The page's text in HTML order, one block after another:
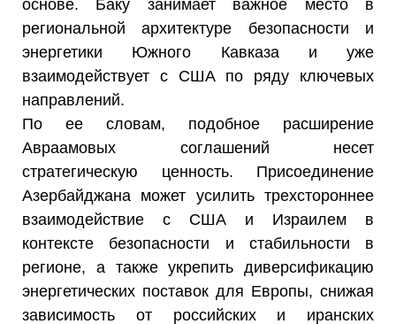
основе. Баку занимает важное место в
региональной архитектуре безопасности и
энергетики Южного Кавказа и уже
взаимодействует с США по ряду ключевых
направлений.
По ее словам, подобное расширение
Авраамовых соглашений несет
стратегическую ценность. Присоединение
Азербайджана может усилить трехстороннее
взаимодействие с США и Израилем в
контексте безопасности и стабильности в
регионе, а также укрепить диверсификацию
энергетических поставок для Европы, снижая
зависимость от российских и иранских